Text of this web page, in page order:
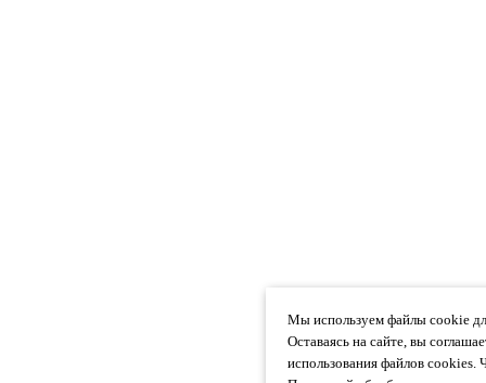
Мы используем файлы cookie
Оставаясь на сайте, вы
использования файлов cookies.